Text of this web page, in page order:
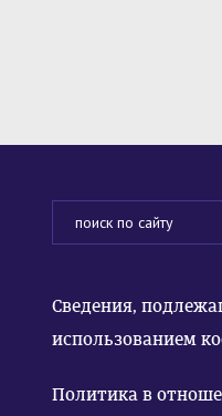
Сведения,
использованием
Политика в